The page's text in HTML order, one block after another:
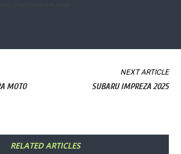
MOTO
NEXT ARTICLE
SUBARU IMPREZA 2025
RELATED ARTICLES